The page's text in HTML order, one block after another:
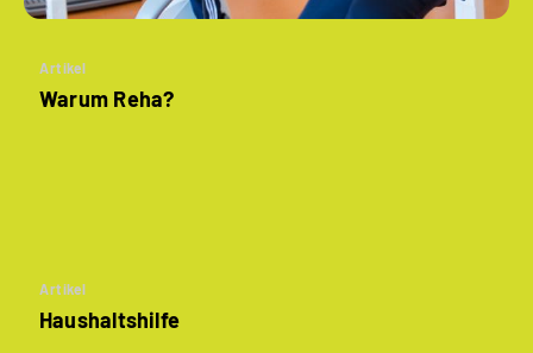
Artikel
Warum Reha?
Artikel
Haushaltshilfe